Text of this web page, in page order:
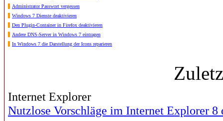
Administrator Passwort vergessen
Windows 7 Dienste deaktivieren
Den Plugin-Container in Firefox deaktivieren
Andere DNS-Server in Windows 7 eintragen
In Windows 7 die Darstellung der Icons reparieren
Internet Explorer
Nutzlose Vorschläge im Internet Explorer 8